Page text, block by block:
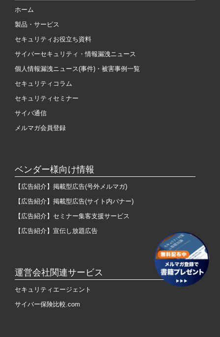
ホーム
製品・サービス
セキュリティお役立ち資料
サイバーセキュリティ・情報漏洩ニュース
個人情報漏洩ニュース(事件)・被害事例一覧
セキュリティコラム
セキュリティセミナー
サイバ通信
メルマガ会員登録
ベンダー様向け情報
【広告紹介】掲載型広告(号外メルマガ)
【広告紹介】掲載型広告(サイト内バナー)
【広告紹介】セミナー集客支援サービス
【広告紹介】宣伝し放題広告
運営会社関連サービス
セキュリティエージェント
サイバー保険比較.com